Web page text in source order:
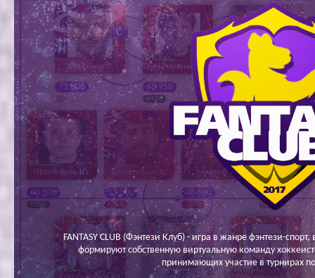
FANTASY CLUB (Фэнтези Клуб) - игра в жанре фэнтези-
формируют собственную виртуальную команду
принимающих участие в турнирах
Шардаков Ю.
60 600
+950
Прокопьев А.
55 800
- 750
Земцов О.
48 600
- 300
Егорычев
69 500
-100
Ломанов С.
71 800
0
Бондаренко А.
68 950
+400
Иванушкин Е.
44 850
+3 600